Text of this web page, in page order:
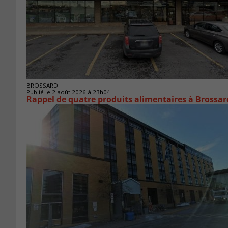
BROSSARD
Publié le 2 août 2026 à 23h04
Rappel de quatre produits alimentaires à